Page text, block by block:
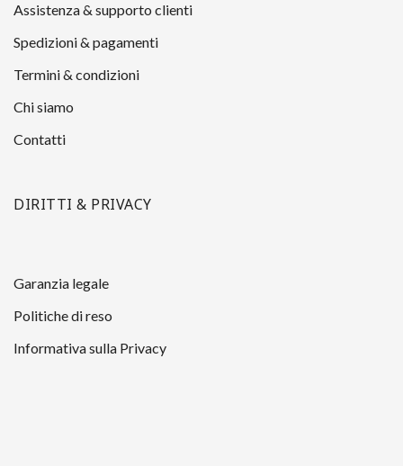
Assistenza & supporto clienti
Spedizioni & pagamenti
Termini & condizioni
Chi siamo
Contatti
DIRITTI & PRIVACY
Garanzia legale
Politiche di reso
Informativa sulla Privacy